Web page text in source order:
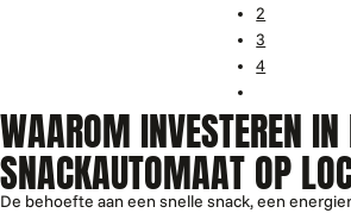
2
3
4
WAAROM INVESTEREN IN
SNACKAUTOMAAT OP
De behoefte aan een snelle snack, een